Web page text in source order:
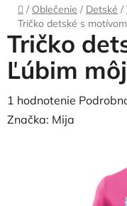
Domov
/ Oblečenie / Detské /
Tričko detské s
Tričko
Ľúbim
Priemerné
hodnotenie
1 hodnotenie
Značka: Mija